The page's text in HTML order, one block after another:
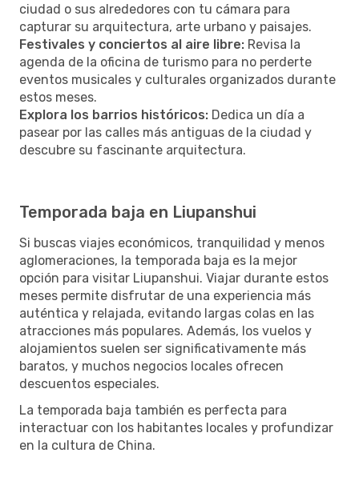
ciudad o sus alrededores con tu cámara para
capturar su arquitectura, arte urbano y paisajes.
Festivales y conciertos al aire libre: Revisa la
agenda de la oficina de turismo para no perderte
eventos musicales y culturales organizados durante
estos meses.
Explora los barrios históricos: Dedica un día a
pasear por las calles más antiguas de la ciudad y
descubre su fascinante arquitectura.
Temporada baja en Liupanshui
Si buscas viajes económicos, tranquilidad y menos
aglomeraciones, la temporada baja es la mejor
opción para visitar Liupanshui. Viajar durante estos
meses permite disfrutar de una experiencia más
auténtica y relajada, evitando largas colas en las
atracciones más populares. Además, los vuelos y
alojamientos suelen ser significativamente más
baratos, y muchos negocios locales ofrecen
descuentos especiales.
La temporada baja también es perfecta para
interactuar con los habitantes locales y profundizar
en la cultura de China.